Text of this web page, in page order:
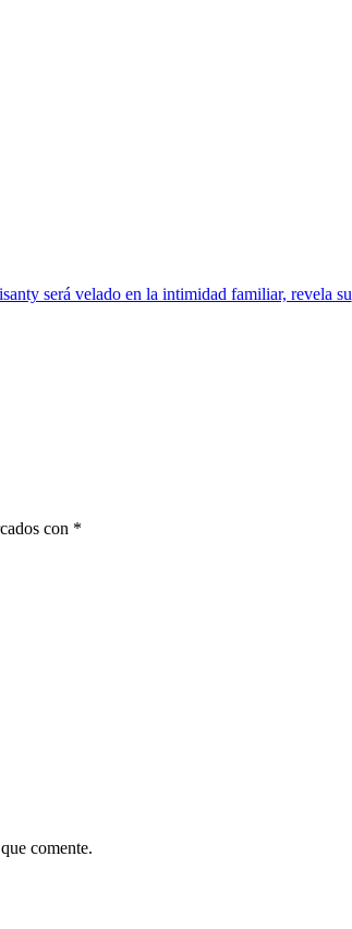
será velado en la intimidad familiar, revela su
con *
comente.